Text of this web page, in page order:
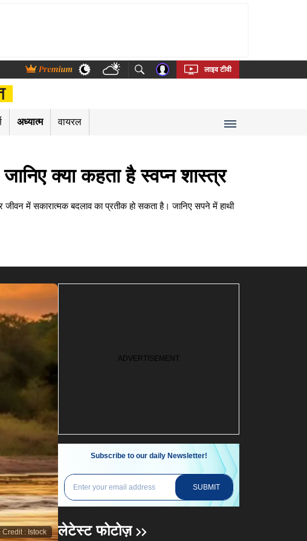
Marathi Bengali Telugu Tamil Kannada Malayalam
लाइव टीवी
अध्यात्म वायरल
क्या कहता है स्वप्न शास्त्र
में सकारात्मक बदलाव का प्रतीक हो सकता है। जानिए सपने में हाथी
Credit: Istock
Subscribe to our daily Newsletter!
SUBMIT
लेटेस्ट फोटोज़